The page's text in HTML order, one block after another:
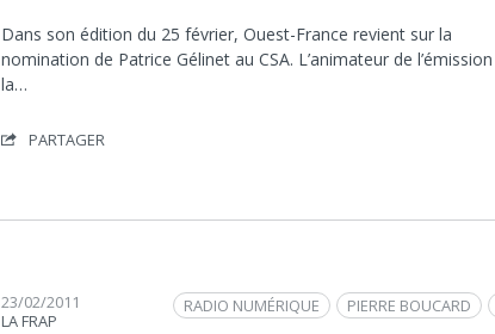
Dans son édition du 25 février, Ouest-France revient sur la
nomination de Patrice Gélinet au CSA. L’animateur de l’émission
la…
PARTAGER
23/02/2011
LA FRAP
PIERRE BOUCARD
RADIO NUMÉRIQUE